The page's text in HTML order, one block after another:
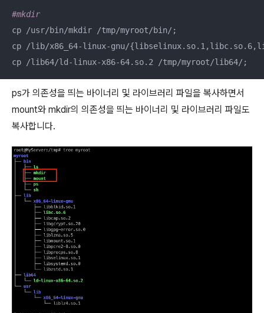
#mkdir
cp /usr/bin/mkdir /tmp/myroot/bin/;
cp /lib/x86_64-linux-gnu/
cp /lib64/ld-linux-x86-64.so.2 /tmp/myroot/lib64/;
ps가 의존성을 띄는 바이너리 및 라이브러리 파일을 복사하면서
mount와 mkdir의 의존성을 띄는 바이너리 및 라이브러리 파일도
복사합니다.